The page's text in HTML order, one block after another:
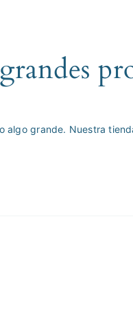
algo grande. Nuestra